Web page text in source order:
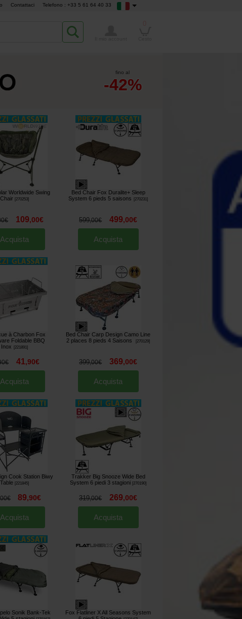
Contattaci Telefono : +33 5 61 64 40 33
fino al
-42%
Worldwide Swing
Chair [270253]
€ 109,00€
Acquista
Bed Chair Fox Duralite+ Sleep
System 6 pieds 5 saisons
270231]
599,00€ 499,00€
Acquista
à Charbon Fox
Foldable BBQ
Inox
221891]
€ 41,90€
Acquista
Bed Chair Carp Design Camo Line
2 places 8 pieds 4 Saisons
270129]
399,00€ 369,00€
Acquista
Cook Station Biwy
Table [221845]
00€ 89,90€
Acquista
Trakker Big Snooze Wide Bed
System 6 piedi 3 stagioni [270190]
319,00€ 269,00€
Acquista
Sonik Bank-Tek
Fox Flatliner X All Seasons System